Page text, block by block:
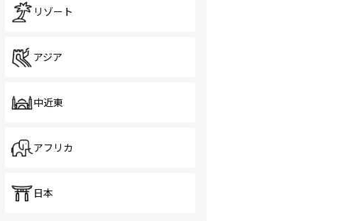
リゾート
アジア
中近東
アフリカ
日本